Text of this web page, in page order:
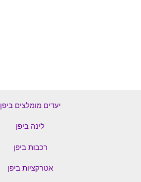
יעדים מומלצים ביפן
לינה ביפן
רכבות ביפן
אטרקציות ביפן